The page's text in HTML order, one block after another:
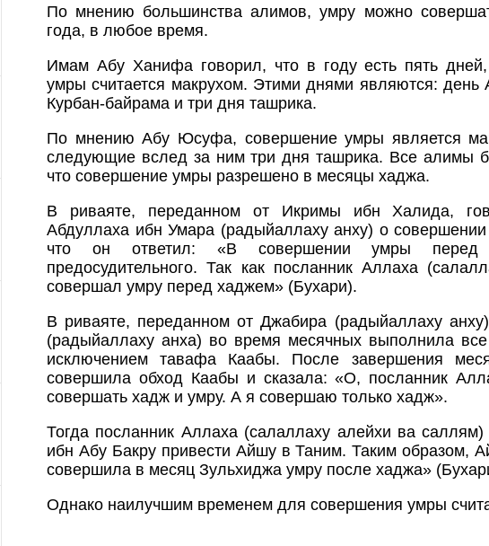
По мнению большинства алимов, умру можно
года, в любое время.
Имам Абу Ханифа говорил, что в году есть пять
умры считается макрухом. Этими днями являются: день
Курбан-байрама и три дня ташрика.
По мнению Абу Юсуфа, совершение умры является
следующие вслед за ним три дня ташрика. Все алимы
что совершение умры разрешено в месяцы хаджа.
В риваяте, переданном от Икримы ибн Халида,
Абдуллаха ибн Умара (радыйаллаху анху) о
что он ответил: «В совершении умры перед
предосудительного. Так как посланник Аллаха
совершал умру перед хаджем» (Бухари).
В риваяте, переданном от Джабира (радыйаллаху
(радыйаллаху анха) во время месячных выполнила
исключением тавафа Каабы. После завершения
совершила обход Каабы и сказала: «О, посланник
совершать хадж и умру. А я совершаю только хадж».
Тогда посланник Аллаха (салаллаху алейхи ва саллям)
ибн Абу Бакру привести Айшу в Таним. Таким образом,
совершила в месяц Зульхиджа умру после хаджа»
Однако наилучшим временем для совершения умры